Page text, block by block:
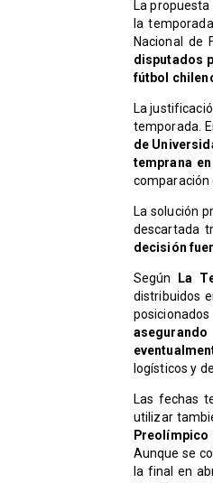
La
la
Nacional de
disputados
fútbol
La
temporada.
de
temprana
comparación
La solución
descartada
decisión
Según La
distribuidos
logísticos y
Las fechas
utilizar
Aunque se
la final en